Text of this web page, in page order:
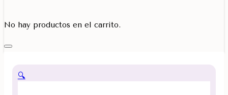
No hay productos en el carrito.
🔍